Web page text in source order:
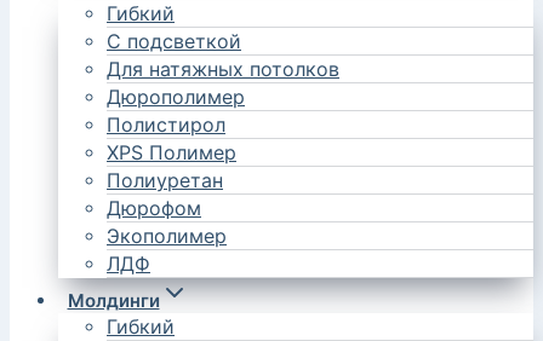
Гибкий
С подсветкой
Для натяжных потолков
Дюрополимер
Полистирол
XPS Полимер
Полиуретан
Дюрофом
Экополимер
ЛДФ
Молдинги
Гибкий